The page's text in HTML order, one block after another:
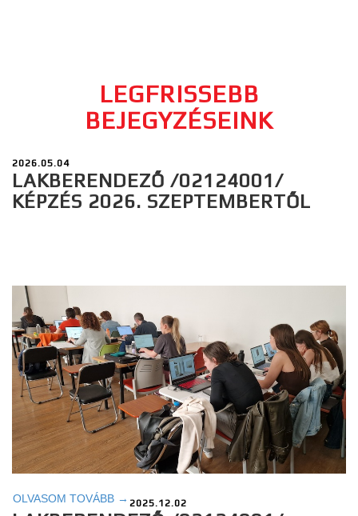
LEGFRISSEBB
BEJEGYZÉSEINK
2026.05.04
LAKBERENDEZŐ /02124001/
KÉPZÉS 2026. SZEPTEMBERTŐL
OLVASOM TOVÁBB → 2025.12.02